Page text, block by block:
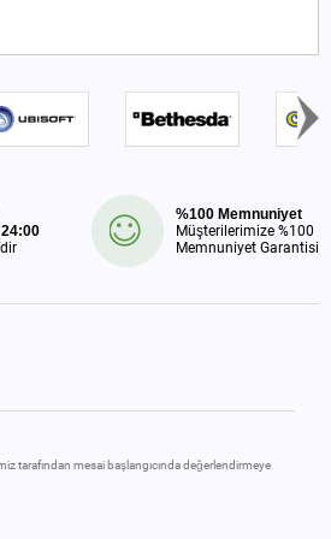
24:00
%100 Memnuniyet
Müşterilerimize %100
Memnuniyet Garantisi
tarafından mesai başlangıcında değerlendirmeye